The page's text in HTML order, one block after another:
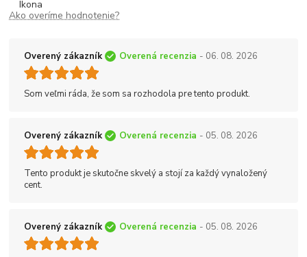
Ako overíme hodnotenie?
Overený zákazník Overená recenzia - 06. 08. 2026
Som veľmi ráda, že som sa rozhodola pre tento produkt.
Overený zákazník Overená recenzia - 05. 08. 2026
Tento produkt je skutočne skvelý a stojí za každý vynaložený
cent.
Overený zákazník Overená recenzia - 05. 08. 2026